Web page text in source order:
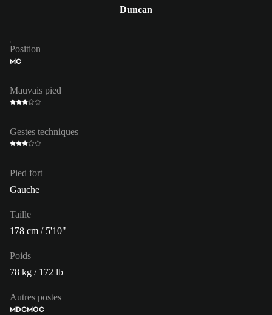
Duncan
Position
MC
Mauvais pied
Gestes techniques
Pied fort
Gauche
Taille
178 cm / 5'10"
Poids
78 kg / 172 lb
Autres postes
MDCMOC